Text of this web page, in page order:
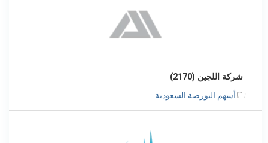
شركة اللجين (2170)
أسهم البورصة السعودية